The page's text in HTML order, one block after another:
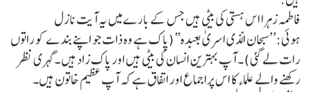
فاطمہ زہرا اس ہستی کی بیٹی ہیں جس کے بارے میں یہ آیت نازل
ہوئی:’’سبحان الّذی اسریٰ بعبدہ‘‘ (پاک ہے وہ ذات جو اپنے بندے کو راتوں
رات لے گئی) ۔ آپ بہترین انسان کی بیٹی ہیں اور پاک زاد ہیں ۔گہری نظر
رکھنے والے علماء کا اس پراجماع اور اتفاق ہے کہ آپ عظیم خاتون ہیں۔